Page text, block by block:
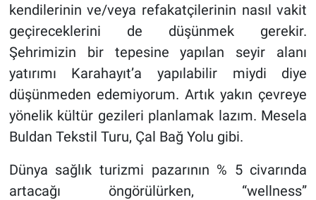
kendilerinin ve/veya refakatçilerinin nasıl vakit
geçireceklerini de düşünmek gerekir.
Şehrimizin bir tepesine yapılan seyir alanı
yatırımı Karahayıt’a yapılabilir miydi diye
düşünmeden edemiyorum. Artık yakın çevreye
yönelik kültür gezileri planlamak lazım. Mesela
Buldan Tekstil Turu, Çal Bağ Yolu gibi.
Dünya sağlık turizmi pazarının % 5 civarında
artacağı öngörülürken, “wellness”